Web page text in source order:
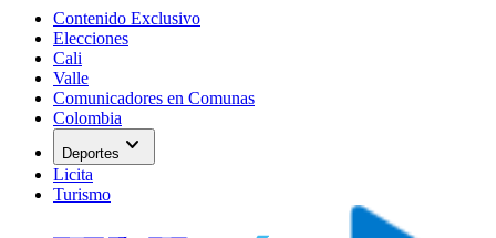
Contenido Exclusivo
Elecciones
Cali
Valle
Comunicadores en Comunas
Colombia
Deportes expand_more
Licita
Turismo